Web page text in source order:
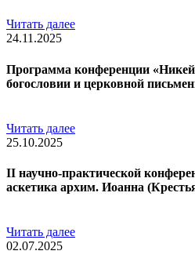
Читать далее
24.11.2025
Программа конференции
богословии и церковной
Читать далее
25.10.2025
II научно-практической
аскетика архим. Иоанна
Читать далее
02.07.2025